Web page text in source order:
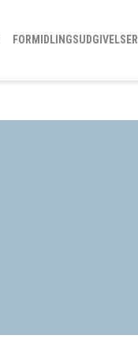
FORMIDLINGSUDGIVELSER